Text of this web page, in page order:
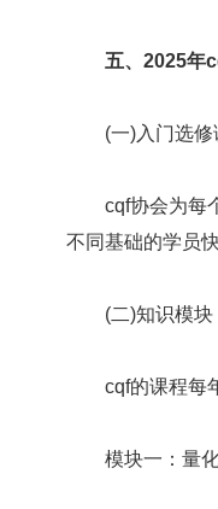
五、2025年
(一)入门选修
cqf协会为每个
不同基础的学员
(二)知识模块
cqf的课程每年
模块一：量化